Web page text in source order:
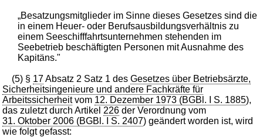
„Besatzungsmitglieder im Sinne dieses Gesetzes sind die
in einem Heuer- oder Berufsausbildungsverhältnis zu
einem Seeschifffahrtsunternehmen stehenden im
Seebetrieb beschäftigten Personen mit Ausnahme des
Kapitäns."
(5) § 17Absatz 2 Satz 1 desGesetzes über Betriebsärzte,
Sicherheitsingenieure und andere Fachkräfte für
Arbeitssicherheitvom 12. Dezember 1973 (BGBl. I S. 1885),
das zuletzt durch Artikel 226 der Verordnung vom
31. Oktober 2006 (BGBl. I S. 2407) geändert worden ist, wird
wie folgt gefasst: